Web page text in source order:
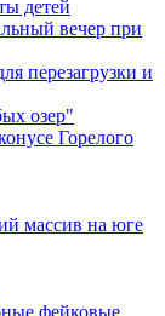
детей
вечер при
перезагрузки и
озер"
Горелого
массив на юге
фейковые